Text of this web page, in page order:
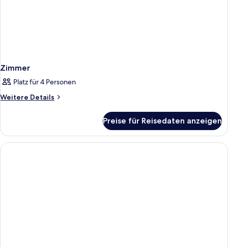
Zimmer
Platz für 4 Personen
Weitere Details
Weitere
Preise für Reisedaten anzeigen